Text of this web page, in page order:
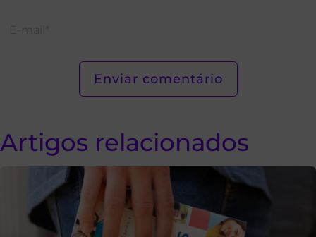
Artigos relacionados